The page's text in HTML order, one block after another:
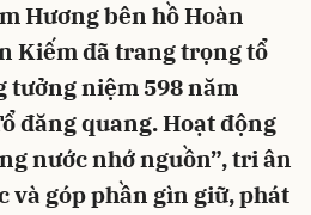
Hương bên hồ Hoàn
Kiếm đã trang trọng tổ
tưởng niệm 598 năm
đăng quang. Hoạt động
nước nhớ nguồn”, tri ân
và góp phần gìn giữ, phát